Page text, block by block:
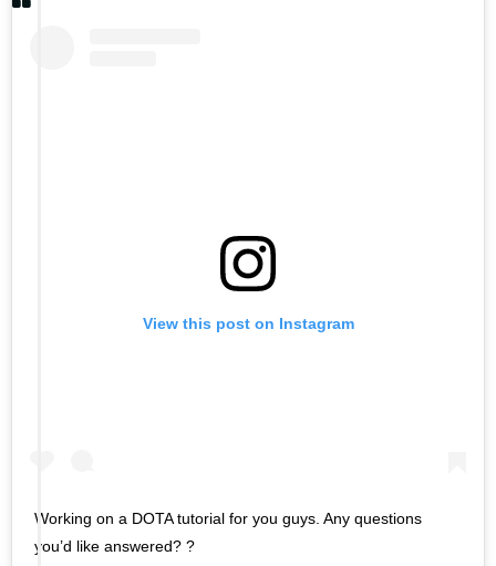
View this post on Instagram
Working on a DOTA tutorial for you guys. Any questions
you’d like answered? ?